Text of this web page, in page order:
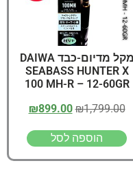
מקל מדיום-כבד DAIWA
SEABASS HUNTER X
100 MH-R – 12-60GR
₪1,799.00
₪899.00
הוספה לסל